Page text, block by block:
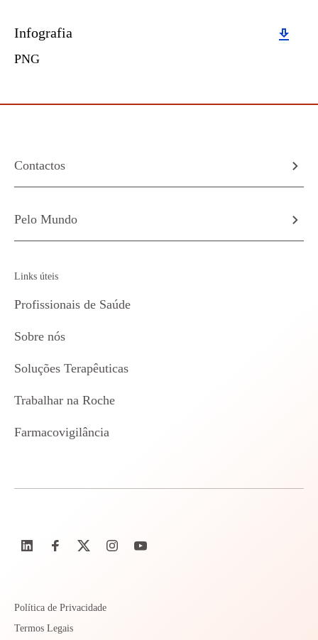
Download
Infografia
PNG
Contactos
Pelo Mundo
Links úteis
Profissionais de Saúde
Sobre nós
Soluções Terapêuticas
Trabalhar na Roche
Farmacovigilância
Política de Privacidade
Termos Legais